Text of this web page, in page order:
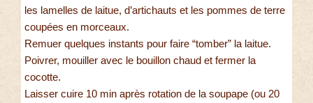
les lamelles de laitue, d’artichauts et les pommes de terre
coupées en morceaux.
Remuer quelques instants pour faire “tomber” la laitue.
Poivrer, mouiller avec le bouillon chaud et fermer la
cocotte.
Laisser cuire 10 min après rotation de la soupape (ou 20